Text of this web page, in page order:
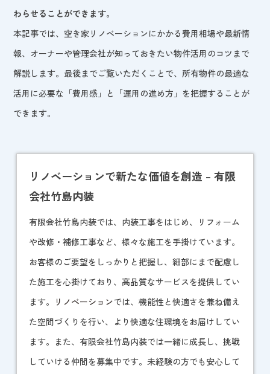
わらせることができます。
本記事では、空き家リノベーションにかかる費用相場や最新情
報、オーナーや管理会社が知っておきたい物件活用のコツまで
解説します。最後までご覧いただくことで、所有物件の最適な
活用に必要な「費用感」と「運用の進め方」を把握することが
できます。
リノベーションで新たな価値を創造 – 有限
会社竹島内装
有限会社竹島内装では、内装工事をはじめ、リフォーム
や改修・補修工事など、様々な施工を手掛けています。
お客様のご要望をしっかりと把握し、細部にまで配慮し
た施工を心掛けており、高品質なサービスを提供してい
ます。
リノベーションでは、機能性と快適さを兼ね備え
た空間づくりを行い、より快適な住環境をお届けしてい
ます。また、有限会社竹島内装では一緒に成長し、挑戦
していける仲間を募集中です。未経験の方でも安心して